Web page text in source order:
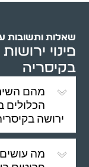
שאלות ותשובות
פינוי ירושות
בקיסריה
מהם
הכלולים
ירושה
מה